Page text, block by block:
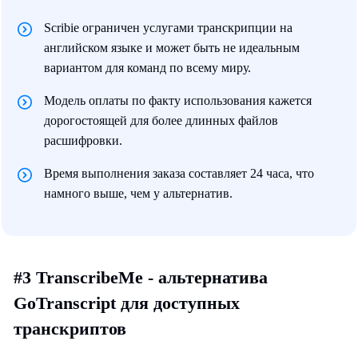
Scribie ограничен услугами транскрипции на
английском языке и может быть не идеальным
вариантом для команд по всему миру.
Модель оплаты по факту использования кажется
дорогостоящей для более длинных файлов
расшифровки.
Время выполнения заказа составляет 24 часа, что
намного выше, чем у альтернатив.
#3 TranscribeMe - альтернатива
GoTranscript для доступных
транскриптов